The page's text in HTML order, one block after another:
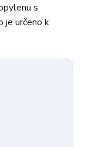
s
je určeno k